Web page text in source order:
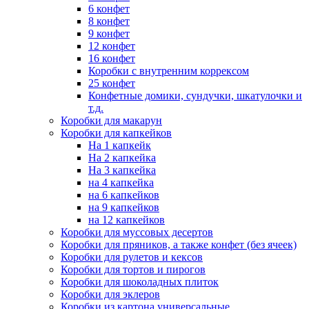
6 конфет
8 конфет
9 конфет
12 конфет
16 конфет
Коробки с внутренним коррексом
25 конфет
Конфетные домики, сундучки, шкатулочки и
т.д.
Коробки для макарун
Коробки для капкейков
На 1 капкейк
На 2 капкейка
На 3 капкейка
на 4 капкейка
на 6 капкейков
на 9 капкейков
на 12 капкейков
Коробки для муссовых десертов
Коробки для пряников, а также конфет (без ячеек)
Коробки для рулетов и кексов
Коробки для тортов и пирогов
Коробки для шоколадных плиток
Коробки для эклеров
Коробки из картона универсальные